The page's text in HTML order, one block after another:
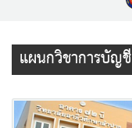
แผนกวิชาการบัญชี